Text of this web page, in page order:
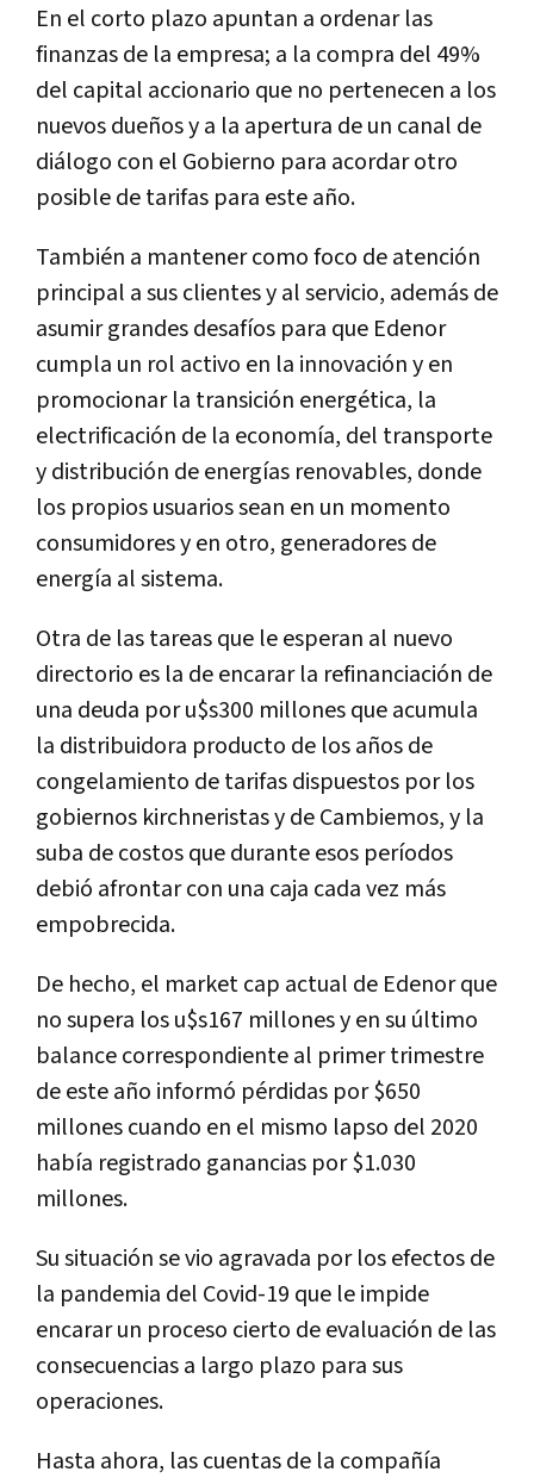
En el corto plazo apuntan a ordenar las
finanzas de la empresa; a la compra del 49%
del capital accionario que no pertenecen a los
nuevos dueños y a la apertura de un canal de
diálogo con el Gobierno para acordar otro
posible de tarifas para este año.
También a mantener como foco de atención
principal a sus clientes y al servicio, además de
asumir grandes desafíos para que Edenor
cumpla un rol activo en la innovación y en
promocionar la transición energética, la
electrificación de la economía, del transporte
y distribución de energías renovables, donde
los propios usuarios sean en un momento
consumidores y en otro, generadores de
energía al sistema.
Otra de las tareas que le esperan al nuevo
directorio es la de encarar la refinanciación de
una deuda por u$s300 millones que acumula
la distribuidora producto de los años de
congelamiento de tarifas dispuestos por los
gobiernos kirchneristas y de Cambiemos, y la
suba de costos que durante esos períodos
debió afrontar con una caja cada vez más
empobrecida.
De hecho, el market cap actual de Edenor que
no supera los u$s167 millones y en su último
balance correspondiente al primer trimestre
de este año informó pérdidas por $650
millones cuando en el mismo lapso del 2020
había registrado ganancias por $1.030
millones.
Su situación se vio agravada por los efectos de
la pandemia del Covid-19 que le impide
encarar un proceso cierto de evaluación de las
consecuencias a largo plazo para sus
operaciones.
Hasta ahora, las cuentas de la compañía